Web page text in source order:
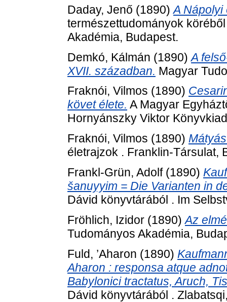
Daday, Jenő (1890)A Nápolyi
természettudományok
Akadémia, Budapest.
Demkó, Kálmán (1890)A
XVII. században. Magyar
Fraknói, Vilmos (1890)
követ élete. A Magyar
Hornyánszky Viktor
Fraknói, Vilmos (1890)
életrajzok . Franklin-Társulat,
Frankl-Grün, Adolf(1890)
šanuyyim = Die Varianten in
Dávid könyvtárából . Im
Fröhlich, Izidor (1890)Az
Tudományos Akadémia,
Fuld, ’Aharon (1890)
Aharon : responsa atque
Babylonici tractatus, Aruch,
Dávid könyvtárából .